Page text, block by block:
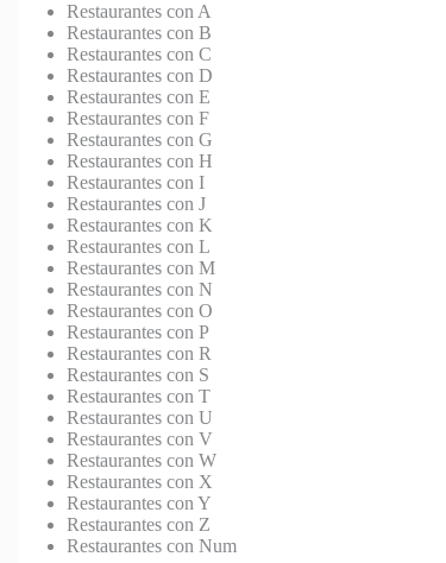
Restaurantes con A
Restaurantes con B
Restaurantes con C
Restaurantes con D
Restaurantes con E
Restaurantes con F
Restaurantes con G
Restaurantes con H
Restaurantes con I
Restaurantes con J
Restaurantes con K
Restaurantes con L
Restaurantes con M
Restaurantes con N
Restaurantes con O
Restaurantes con P
Restaurantes con R
Restaurantes con S
Restaurantes con T
Restaurantes con U
Restaurantes con V
Restaurantes con W
Restaurantes con X
Restaurantes con Y
Restaurantes con Z
Restaurantes con Num